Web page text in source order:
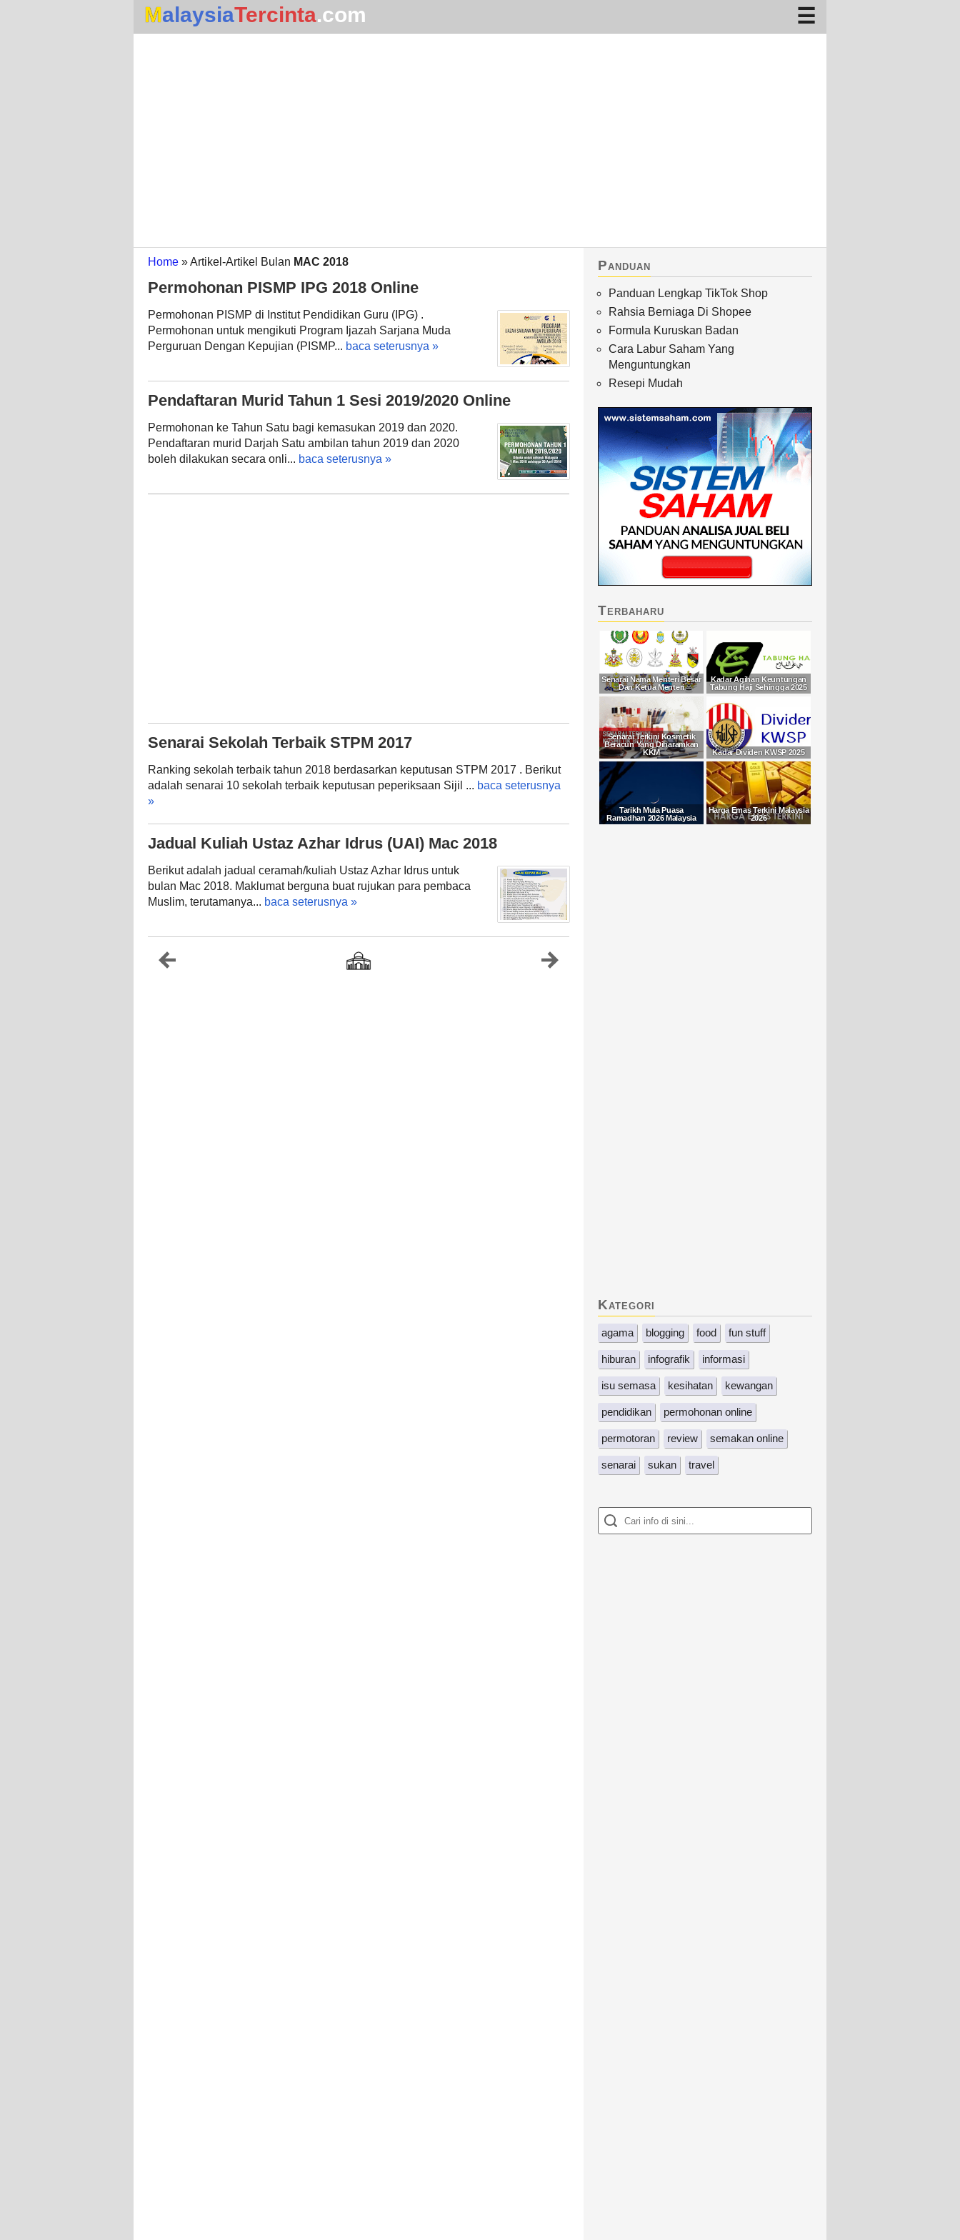
MalaysiaTercinta.com
Home » Artikel-Artikel Bulan MAC 2018
Permohonan PISMP IPG 2018 Online
Permohonan PISMP di Institut Pendidikan Guru (IPG) .
Permohonan untuk mengikuti Program Ijazah Sarjana Muda
Perguruan Dengan Kepujian (PISMP... baca seterusnya »
Pendaftaran Murid Tahun 1 Sesi 2019/2020 Online
Permohonan ke Tahun Satu bagi kemasukan 2019 dan 2020.
Pendaftaran murid Darjah Satu ambilan tahun 2019 dan 2020
boleh dilakukan secara onli... baca seterusnya »
Senarai Sekolah Terbaik STPM 2017
Ranking sekolah terbaik tahun 2018 berdasarkan keputusan STPM 2017 . Berikut
adalah senarai 10 sekolah terbaik keputusan peperiksaan Sijil ... baca seterusnya
»
Jadual Kuliah Ustaz Azhar Idrus (UAI) Mac 2018
Berikut adalah jadual ceramah/kuliah Ustaz Azhar Idrus untuk
bulan Mac 2018. Maklumat berguna buat rujukan para pembaca
Muslim, terutamanya... baca seterusnya »
Panduan
Panduan Lengkap TikTok Shop
Rahsia Berniaga Di Shopee
Formula Kuruskan Badan
Cara Labur Saham Yang
Menguntungkan
Resepi Mudah
Terbaharu
Senarai Nama Menteri Besar
Dan Ketua Menteri
Kadar Agihan Keuntungan
Tabung Haji Sehingga 2025
Senarai Terkini Kosmetik
Beracun Yang Diharamkan
KKM
Kadar Dividen KWSP 2025
Tarikh Mula Puasa
Ramadhan 2026 Malaysia
Harga Emas Terkini Malaysia
2026
Kategori
agama blogging food fun stuff
hiburan infografik informasi
isu semasa kesihatan kewangan
pendidikan permohonan online
permotoran review semakan online
senarai sukan travel